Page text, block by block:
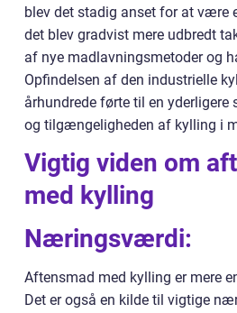
blev det stadig anset for at være
det blev gradvist mere udbredt
af nye madlavningsmetoder og
Opfindelsen af den industrielle
århundrede førte til en
og tilgængeligheden af kylling i
Vigtig viden om
med kylling
Næringsværdi:
Aftensmad med kylling er mere
Det er også en kilde til vigtige